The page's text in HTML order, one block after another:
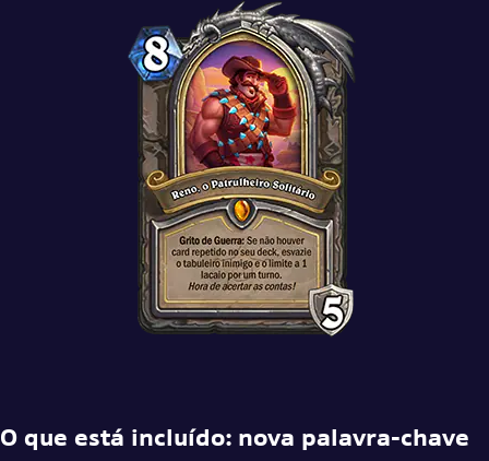
O que está incluído: nova palavra-chave